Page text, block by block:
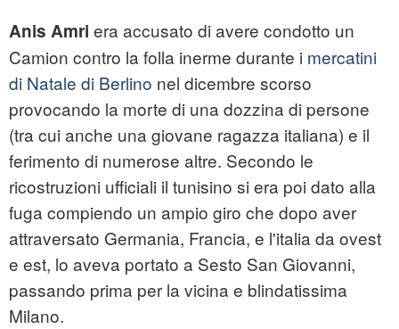
Anis Amri era accusato di avere condotto un
Camion contro la folla inerme durante i mercatini
di Natale di Berlino nel dicembre scorso
provocando la morte di una dozzina di persone
(tra cui anche una giovane ragazza italiana) e il
ferimento di numerose altre. Secondo le
ricostruzioni ufficiali il tunisino si era poi dato alla
fuga compiendo un ampio giro che dopo aver
attraversato Germania, Francia, e l'italia da ovest
e est, lo aveva portato a Sesto San Giovanni,
passando prima per la vicina e blindatissima
Milano.